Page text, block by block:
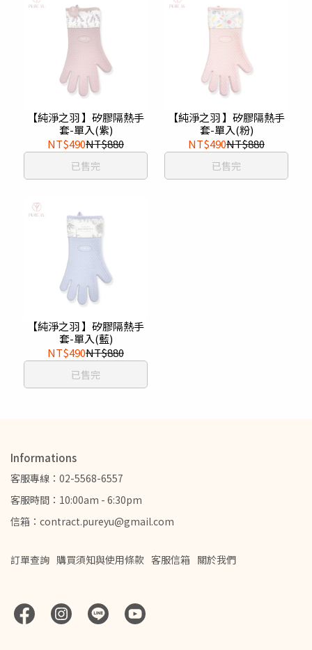
【純淨之羽 】矽膠隔熱手
套-單入(紫)
NT$490NT$880
已售完
【純淨之羽 】矽膠隔熱手
套-單入(粉)
NT$490NT$880
已售完
【純淨之羽 】矽膠隔熱手
套-單入(藍)
NT$490NT$880
已售完
Informations
客服專線：02-5568-6557
客服時間：10:00am - 6:30pm
信箱：contract.pureyu@gmail.com
訂單查詢 購買須知與使用條款 客服信箱 關於我們